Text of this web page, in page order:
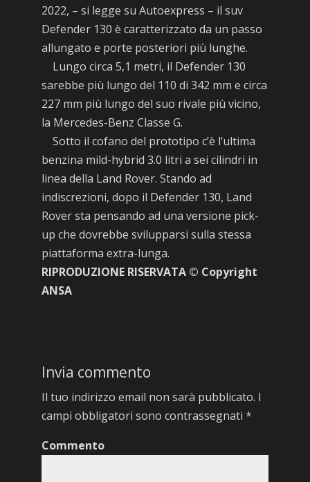
2022, – si legge su Autoexpress – il suv
Defender 130 è caratterizzato da un passo
allungato e porte posteriori più lunghe.
Lungo circa 5,1 metri, il Defender 130
sarebbe più lungo del 110 di 342 mm e circa
227 mm più lungo del suo rivale più vicino,
la Mercedes-Benz Classe G.
Sotto il cofano del prototipo c’è l’ultima
benzina mild-hybrid 3.0 litri a sei cilindri in
linea della Land Rover. Stando ad
indiscrezioni, dopo il Defender 130, Land
Rover sta pensando ad una versione pick-
up che dovrebbe svilupparsi sulla stessa
piattaforma extra-lunga.
RIPRODUZIONE RISERVATA © Copyright
ANSA
Invia commento
Il tuo indirizzo email non sarà pubblicato. I
campi obbligatori sono contrassegnati *
Commento